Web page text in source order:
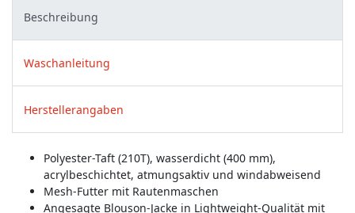
Beschreibung
Waschanleitung
Herstellerangaben
Polyester-Taft (210T), wasserdicht (400 mm),
acrylbeschichtet, atmungsaktiv und windabweisend
Mesh-Futter mit Rautenmaschen
Angesagte Blouson-Jacke in Lightweight-Qualität mit